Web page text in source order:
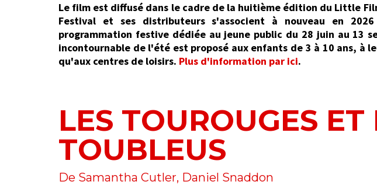
Le film est diffusé dans le cadre de la huitième édition du Little
Festival et ses distributeurs s'associent à nouveau en
programmation festive dédiée au jeune public du 28 juin au 13
incontournable de l'été est proposé aux enfants de 3 à 10 ans, à
qu'aux centres de loisirs. Plus d'information par ici.
LES TOUROUGES ET
TOUBLEUS
De Samantha Cutler, Daniel Snaddon